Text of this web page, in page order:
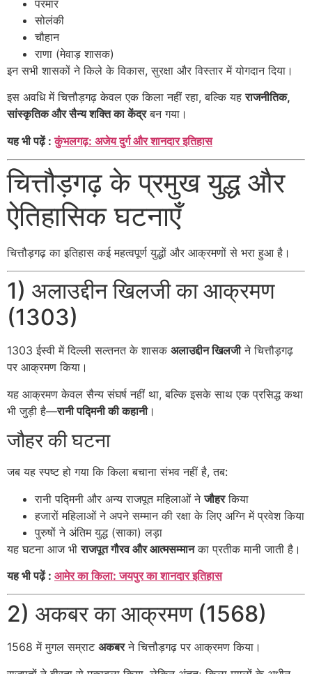
परमार
सोलंकी
चौहान
राणा (मेवाड़ शासक)
इन सभी शासकों ने किले के विकास, सुरक्षा और विस्तार में योगदान दिया।
इस अवधि में चित्तौड़गढ़ केवल एक किला नहीं रहा, बल्कि यहराजनीतिक,
सांस्कृतिक और सैन्य शक्ति का केंद्रबन गया।
यह भी पढ़ें :कुंभलगढ़: अजेय दुर्ग और शानदार इतिहास
चित्तौड़गढ़ के प्रमुख युद्ध और
ऐतिहासिक घटनाएँ
चित्तौड़गढ़ का इतिहास कई महत्वपूर्ण युद्धों और आक्रमणों से भरा हुआ है।
1) अलाउद्दीन खिलजी का आक्रमण
(1303)
1303 ईस्वी में दिल्ली सल्तनत के शासक अलाउद्दीन खिलजीने चित्तौड़गढ़
पर आक्रमण किया।
यह आक्रमण केवल सैन्य संघर्ष नहीं था, बल्कि इसके साथ एक प्रसिद्ध कथा
भी जुड़ी है—रानी पद्मिनी की कहानी।
जौहर की घटना
जब यह स्पष्ट हो गया कि किला बचाना संभव नहीं है, तब:
रानी पद्मिनी और अन्य राजपूत महिलाओं नेजौहरकिया
हजारों महिलाओं ने अपने सम्मान की रक्षा के लिए अग्नि में प्रवेश किया
पुरुषों ने अंतिम युद्ध (साका) लड़ा
यह घटना आज भीराजपूत गौरव और आत्मसम्मानका प्रतीक मानी जाती है।
यह भी पढ़ें : आमेर का किला: जयपुर का शानदार इतिहास
2) अकबर का आक्रमण (1568)
1568 में मुगल सम्राट अकबरने चित्तौड़गढ़ पर आक्रमण किया।